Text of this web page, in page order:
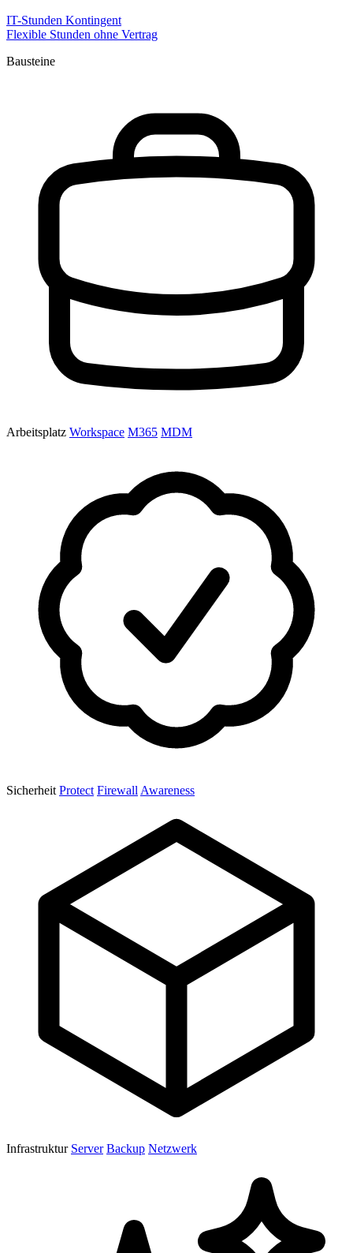
IT-Stunden Kontingent
Flexible Stunden ohne Vertrag
Bausteine
Arbeitsplatz Workspace M365 MDM
Sicherheit Protect Firewall Awareness
Infrastruktur Server Backup Netzwerk